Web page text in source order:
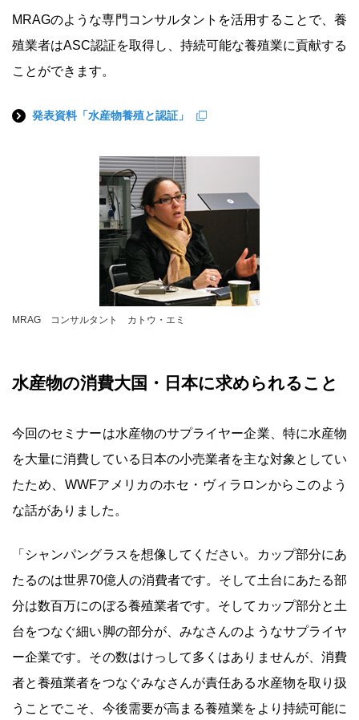
MRAGのような専門コンサルタントを活用することで、養
殖業者はASC認証を取得し、持続可能な養殖業に貢献する
ことができます。
発表資料「水産物養殖と認証」
MRAG コンサルタント カトウ・エミ
水産物の消費大国・日本に求められること
今回のセミナーは水産物のサプライヤー企業、特に水産物
を大量に消費している日本の小売業者を主な対象としてい
たため、WWFアメリカのホセ・ヴィラロンからこのよう
な話がありました。
「シャンパングラスを想像してください。カップ部分にあ
たるのは世界70億人の消費者です。そして土台にあたる部
分は数百万にのぼる養殖業者です。そしてカップ部分と土
台をつなぐ細い脚の部分が、みなさんのようなサプライヤ
ー企業です。その数はけっして多くはありませんが、消費
者と養殖業者をつなぐみなさんが責任ある水産物を取り扱
うことでこそ、今後需要が高まる養殖業をより持続可能に